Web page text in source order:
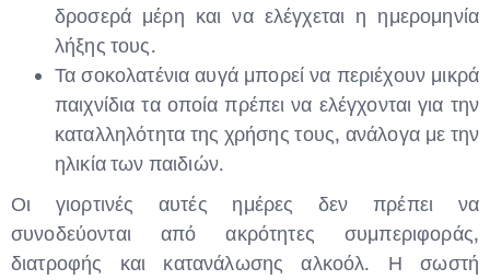
δροσερά μέρη και να ελέγχεται η ημερομηνία
λήξης τους.
Τα σοκολατένια αυγά μπορεί να περιέχουν μικρά
παιχνίδια τα οποία πρέπει να ελέγχονται για την
καταλληλότητα της χρήσης τους, ανάλογα με την
ηλικία των παιδιών.
Οι γιορτινές αυτές ημέρες δεν πρέπει να
συνοδεύονται από ακρότητες συμπεριφοράς,
διατροφής και κατανάλωσης αλκοόλ. Η σωστή